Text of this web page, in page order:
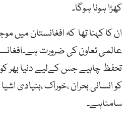
کھڑا ہونا ہوگا۔
ان کا کہنا تھا کہ افغانستان میں
عالمی تعاون کی ضرورت
تحفظ چاہیے جس کےلیے دنیا بھر کو
کو انسانی بحران ،خوراک ،بنیادی
سامناہے۔